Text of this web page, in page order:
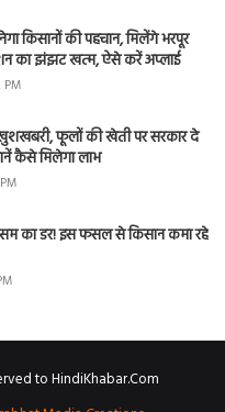
किसानों की पहचान, मिलेंगे भरपूर
का झंझट खत्म, ऐसे करें अप्लाई
PM
फूलों की खेती पर सरकार दे
कैसे मिलेगा लाभ
का डर! इस फसल से किसान कमा रहे
to HindiKhabar.Com